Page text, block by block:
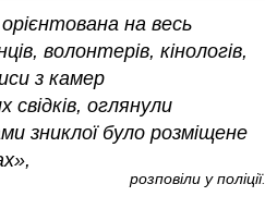
на весь
волонтерів, кінологів,
з камер
оглянули
зниклої було розміщене
розповіли у поліції.